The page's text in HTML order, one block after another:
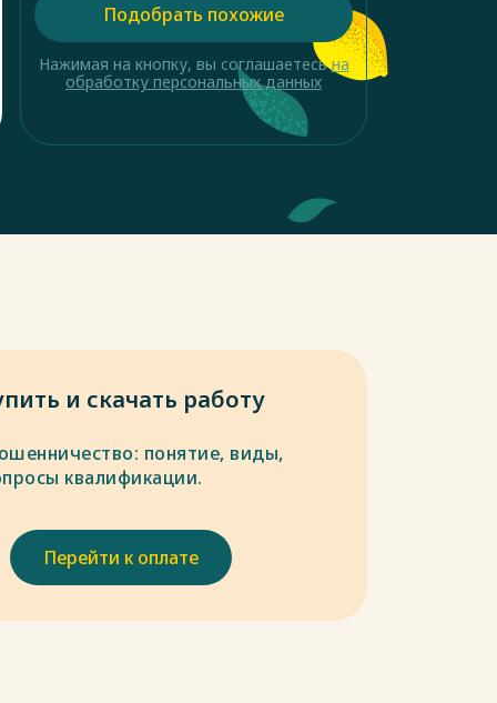
Подобрать похожие
Нажимая на кнопку, вы соглашаетесьна
обработку персональных данных
и скачать работу
понятие, виды,
квалификации.
Перейти к оплате